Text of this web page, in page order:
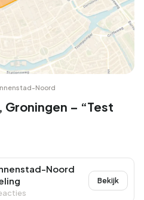
Noord
– “Test
Noord
Bekijk